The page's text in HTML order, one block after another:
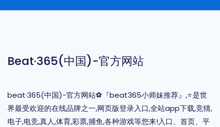
Beat·365(中国)-官方网站
beat·365(中国)-官方网站⚽️『beat365小师妹推荐』,⭐️是世
界最受欢迎的在线品牌之一,网页版登录入口,全站app下载,竞猜,
电子,电竞,真人,体育,彩票,捕鱼,各种游戏等您来!入口、首页、平